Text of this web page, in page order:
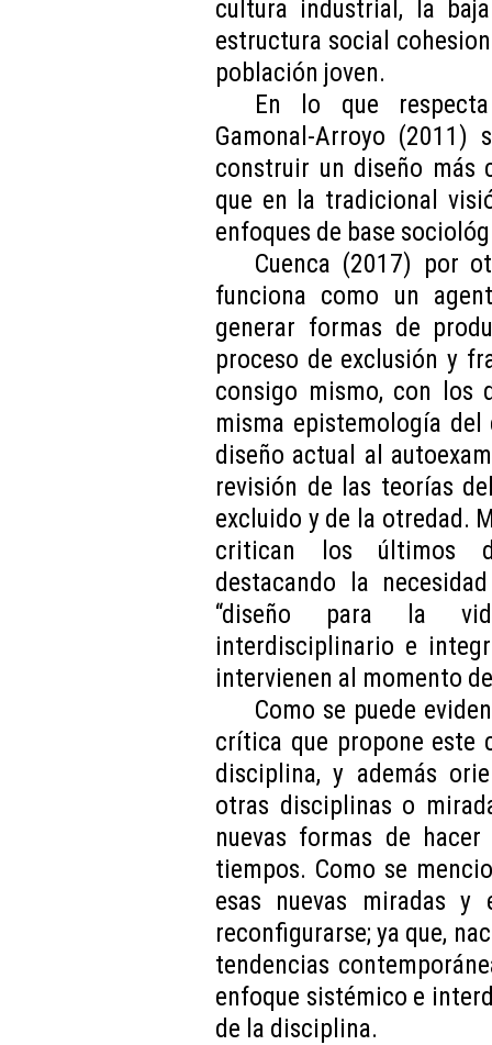
cultura industrial, la
estructura social
población joven.
En lo que
Gamonal-Arroyo (2011)
construir un diseño más
que en la tradicional
enfoques de base
Cuenca (2017) por
funciona como un
generar formas de
proceso de exclusión y
consigo mismo, con los
misma epistemología
diseño actual al
revisión de las teorías
excluido y de la otredad.
critican los últimos
destacando la
“diseño para la
interdisciplinario e
intervienen al momento
Como se puede
crítica que propone este
disciplina, y además
otras disciplinas o
nuevas formas de
tiempos. Como se
esas nuevas miradas y
reconfigurarse; ya que,
tendencias
enfoque sistémico e
de la disciplina.